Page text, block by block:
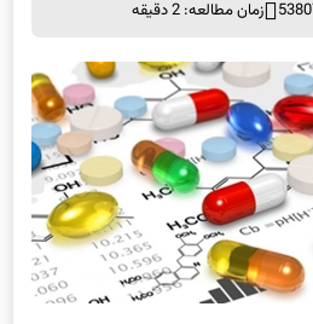
زمان مطالعه: 2 دقیقه